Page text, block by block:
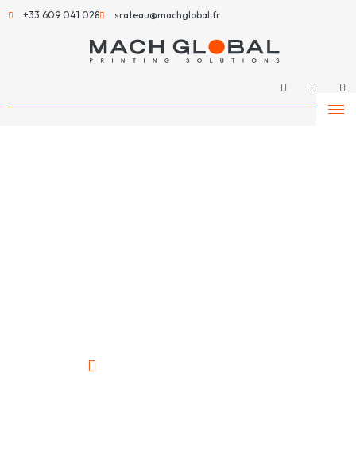
+33 609 041 028 srateau@machglobal.fr